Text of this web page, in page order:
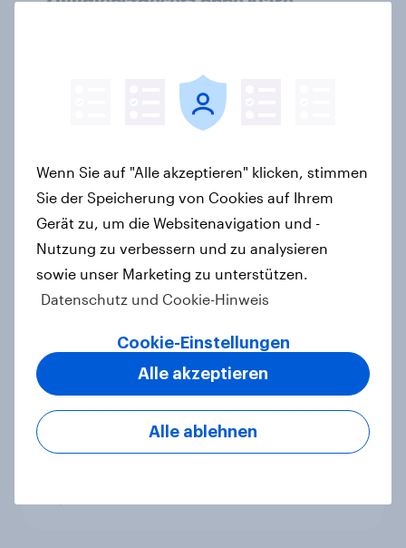
WM-Fieber?
Report
Zu gute Werbung? Wie Deutsche im
wahrnehmen
Debt, Savings & Investment Report
Wenn Sie auf "Alle akzeptieren" klicken, stimmen
Sie der Speicherung von Cookies auf Ihrem
Gerät zu, um die Websitenavigation und -
Nutzung zu verbessern und zu analysieren
sowie unser Marketing zu unterstützen.
Datenschutz und Cookie-Hinweis
Cookie-Einstellungen
Alle ablehnen
Alle akzeptieren